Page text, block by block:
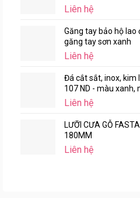
Liên hệ
Găng tay bảo hộ lao
găng tay sơn xanh
Liên hệ
Đá cắt sắt, inox, kim
107 ND - màu xanh,
Liên hệ
LƯỠI CƯA GỖ
180MM
Liên hệ